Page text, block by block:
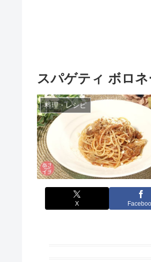
スパゲティ ボロ
料理・レシピ
X